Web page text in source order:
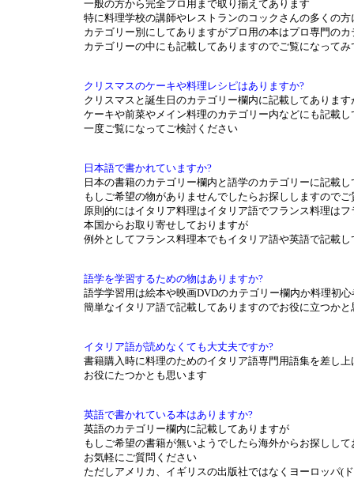
一般の方から完全プロ用まで取り揃えてあります
特に料理学校の講師やレストランのコックさんの多くの
カテゴリー別にしてありますがプロ用の本はプロ専門の
カテゴリーの中にも記載してありますのでご覧になってみ
クリスマスのケーキや料理レシピはありますか?
クリスマスと誕生日のカテゴリー欄内に記載してあります
ケーキや前菜やメイン料理のカテゴリー内などにも記載
一度ご覧になってご検討ください
日本語で書かれていますか?
日本の書籍のカテゴリー欄内と語学のカテゴリーに記載
もしご希望の物がありませんでしたらお探ししますので
原則的にはイタリア料理はイタリア語でフランス料理は
本国からお取り寄せしておりますが
例外としてフランス料理本でもイタリア語や英語で記載
語学を学習するための物はありますか?
語学学習用は絵本や映画DVDのカテゴリー欄内か料理初
簡単なイタリア語で記載してありますのでお役に立つかと
イタリア語が読めなくても大丈夫ですか?
書籍購入時に料理のためのイタリア語専門用語集を差し
お役にたつかとも思います
英語で書かれている本はありますか?
英語のカテゴリー欄内に記載してありますが
もしご希望の書籍が無いようでしたら海外からお探しし
お気軽にご質問ください
ただしアメリカ、イギリスの出版社ではなくヨーロッパ(